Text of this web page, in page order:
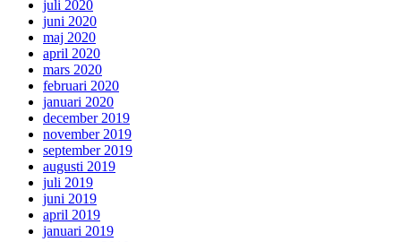
juli 2020
juni 2020
maj 2020
april 2020
mars 2020
februari 2020
januari 2020
december 2019
november 2019
september 2019
augusti 2019
juli 2019
juni 2019
april 2019
januari 2019